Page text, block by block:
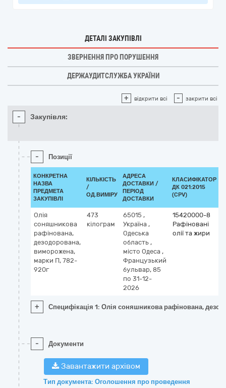
ДЕТАЛІ ЗАКУПІВЛІ
ЗВЕРНЕННЯ ПРО ПОРУШЕННЯ
ДЕРЖАУДИТСЛУЖБА УКРАЇНИ
+ відкрити всі - закрити всі
- Закупівля:
- Позиції
КОНКРЕТНА
НАЗВА
ПРЕДМЕТА
ЗАКУПІВЛІ
КІЛЬКІСТЬ
/
ОД.ВИМІРУ
АДРЕСА
ДОСТАВКИ /
ПЕРІОД
ДОСТАВКИ
КЛАСИФІКАТОР
ДК 021:2015
(CPV)
Олія
соняшникова
рафінована,
дезодорована,
виморожена,
марки П, 782-
920г
473
кілограм
65015 ,
Україна ,
Одеська
область ,
місто Одеса ,
Французький
бульвар, 85
по 31-12-
2026
15420000-8
Рафіновані
олії та жири
+ Специфікація 1: Олія соняшникова рафінована,
- Документи
Завантажити архівом
Тип документа: Оголошення про проведення